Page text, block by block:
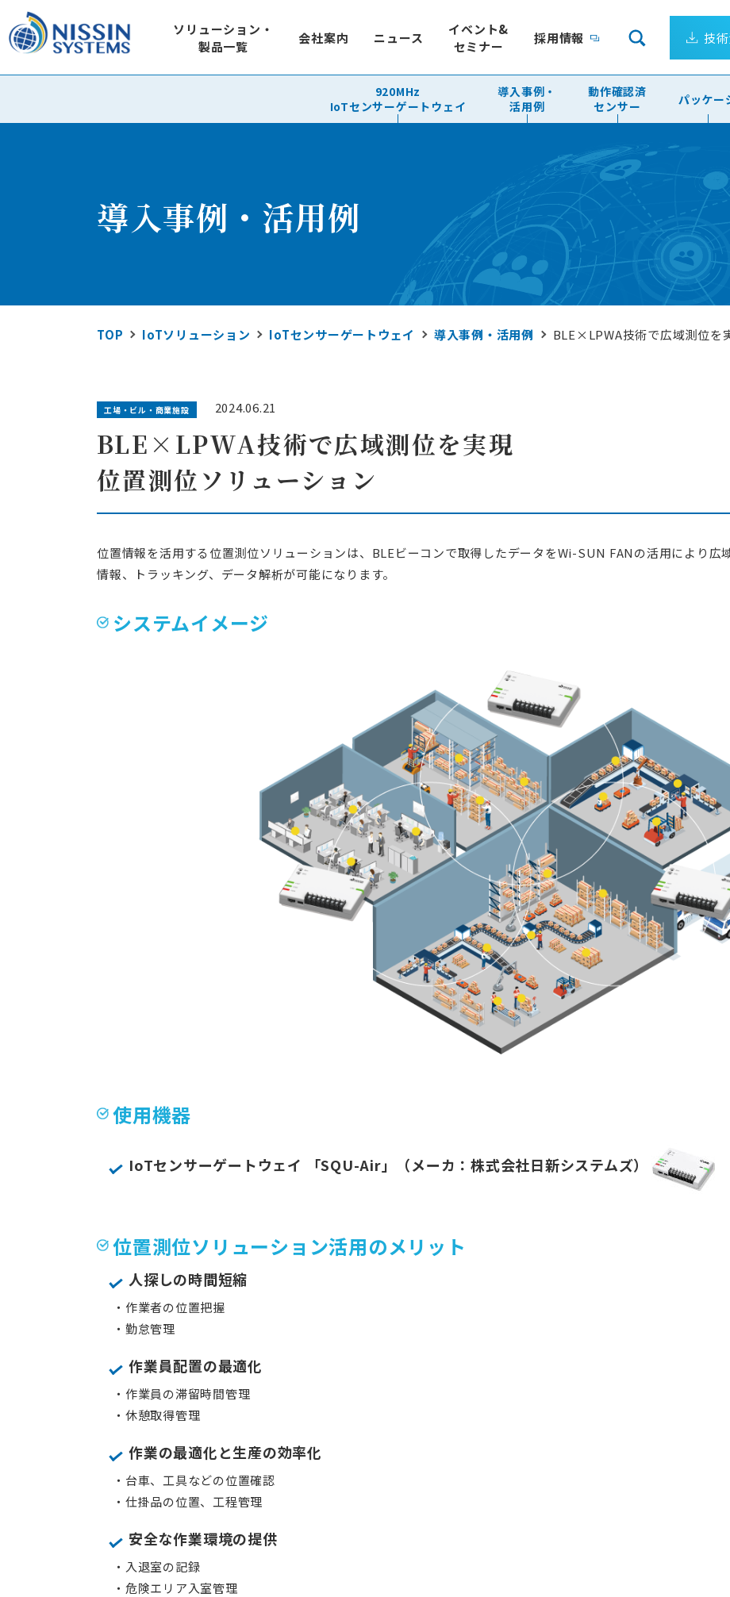
ソリューション・
製品一覧
ソリューション
製品一覧
IoT ソリューション
製造ライン、装置ごとの電力量を24時間監視
電力の見える化パッケージ
屋外型loTゲートウェイ
IoT向けLPWA 国際標準規格
Wi-SUN FAN
設
DDS規格準拠ネットワークミドルウェア Empress認定技術者が在籍
組込みデータベース
組
地域コミュニケーションサービス
L1m-net
エネルギーソリューション
IEC 61850関連製品
受託開発ソリューション
脱属人化のシステム設計ドキュメント 設計からコンフォーマンステストまでトータルサポート 脆
現地人員不足や保守コストを削減
リモートアップデートソリューション
市場への価値提供を促進 要
会社案内
会社案内
会社案内
企業ビジョン
成長し続ける日新システムズ
会社概要
アクセス
ニュース
イベント&
セミナー
採用情報 技
920MHz
IoTセンサーゲートウェイ
システム構成パターン
導入事例・
活用例
動作確認済
センサー
パッケー
アナログメータ
遠隔監視パッケー
電力の見える化
パッケージ
導入事例・活用例
TOP IoTソリューション IoTセンサーゲートウェイ 導入事例・活用例 BLE×LPWA技術で広域測位を
工場・ビル・商業施設 2024.06.21
BLE×LPWA技術で広域測位を実現
位置測位ソリューション
位置情報を活用する位置測位ソリューションは、BLEビーコンで取得したデータをWi-SUN FANの活用により広
情報、トラッキング、データ解析が可能になります。
システムイメージ
使用機器
IoTセンサーゲートウェイ 「SQU-Air」（メーカ：株式会社日新システムズ）
位置測位ソリューション活用のメリット
人探しの時間短縮
・作業者の位置把握
・勤怠管理
作業員配置の最適化
・作業員の滞留時間管理
・休憩取得管理
作業の最適化と生産の効率化
・台車、工具などの位置確認
・仕掛品の位置、工程管理
安全な作業環境の提供
・入退室の記録
・危険エリア入室管理